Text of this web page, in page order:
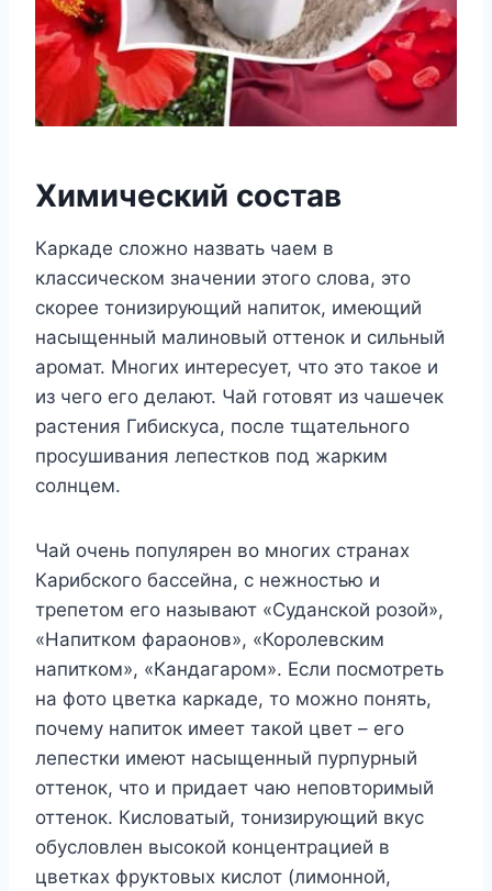
Химический состав
Каркаде сложно назвать чаем в
классическом значении этого слова, это
скорее тонизирующий напиток, имеющий
насыщенный малиновый оттенок и сильный
аромат. Многих интересует, что это такое и
из чего его делают. Чай готовят из чашечек
растения Гибискуса, после тщательного
просушивания лепестков под жарким
солнцем.
Чай очень популярен во многих странах
Карибского бассейна, с нежностью и
трепетом его называют «Суданской розой»,
«Напитком фараонов», «Королевским
напитком», «Кандагаром». Если посмотреть
на фото цветка каркаде, то можно понять,
почему напиток имеет такой цвет – его
лепестки имеют насыщенный пурпурный
оттенок, что и придает чаю неповторимый
оттенок. Кисловатый, тонизирующий вкус
обусловлен высокой концентрацией в
цветках фруктовых кислот (лимонной,